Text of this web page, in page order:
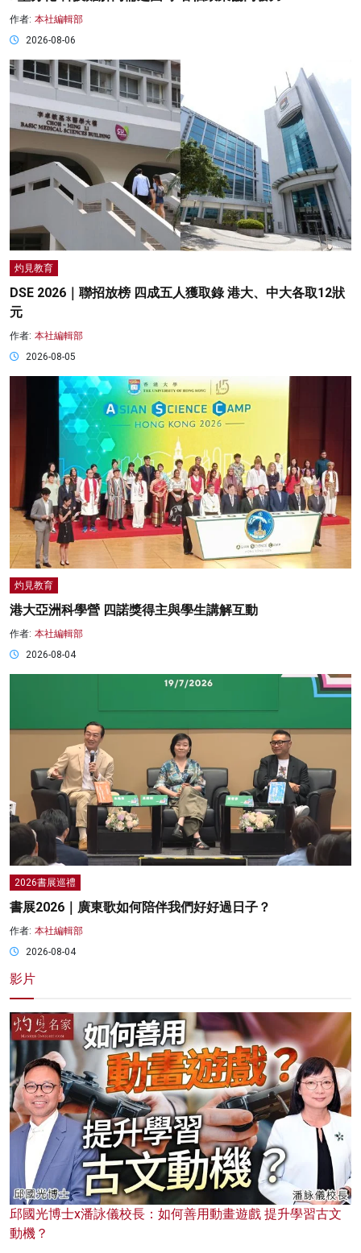
作者: 本社編輯部
2026-08-06
灼見教育
DSE 2026｜聯招放榜 四成五人獲取錄 港大、中大各取12狀
元
作者: 本社編輯部
2026-08-05
灼見教育
港大亞洲科學營 四諾獎得主與學生講解互動
作者: 本社編輯部
2026-08-04
2026書展巡禮
書展2026｜廣東歌如何陪伴我們好好過日子？
作者: 本社編輯部
2026-08-04
影片
邱國光博士x潘詠儀校長：如何善用動畫遊戲 提升學習古文
動機？